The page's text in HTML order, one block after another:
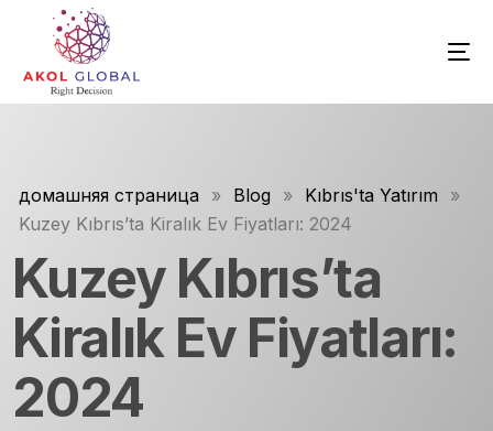
домашняя страница » Blog » Kıbrıs'ta Yatırım
»
Kuzey Kıbrıs’ta Kiralık Ev Fiyatları: 2024
Kuzey Kıbrıs’ta
Kiralık Ev Fiyatları:
2024